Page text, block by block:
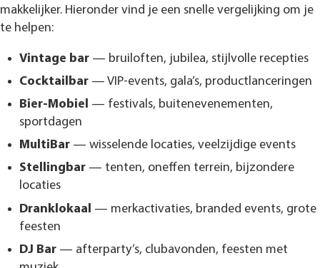
makkelijker. Hieronder vind je een snelle vergelijking om je
te helpen:
Vintage bar — bruiloften, jubilea, stijlvolle recepties
Cocktailbar — VIP-events, gala’s, productlanceringen
Bier-Mobiel — festivals, buitenevenementen,
sportdagen
MultiBar — wisselende locaties, veelzijdige events
Stellingbar — tenten, oneffen terrein, bijzondere
locaties
Dranklokaal — merkactivaties, branded events, grote
feesten
DJ Bar — afterparty’s, clubavonden, feesten met